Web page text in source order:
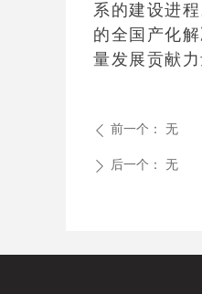
系的建设进
的全国产化
量发展贡献力
ꄴ 前一个： 无
ꄲ 后一个： 无